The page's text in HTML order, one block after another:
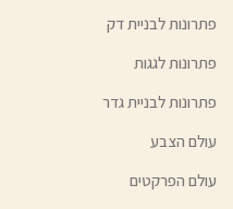
פתרונות לבניית דק
פתרונות לגגות
פתרונות לבניית גדר
עולם הצבע
עולם הפרקטים